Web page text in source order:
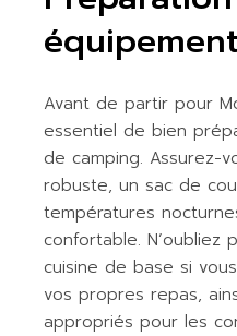
équipement
Avant de partir pour
essentiel de bien
de camping. Assurez-
robuste, un sac de
températures
confortable. N’oubliez
cuisine de base si
vos propres repas,
appropriés pour les